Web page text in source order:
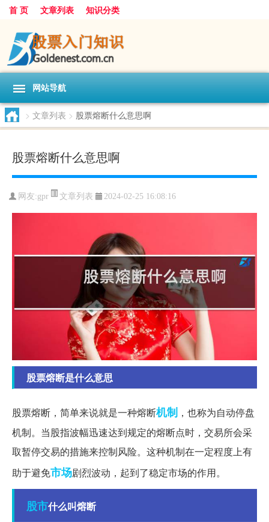
首 页 文章列表 知识分类
网站导航
> 文章列表 > 股票熔断什么意思啊
股票熔断什么意思啊
网友:gpr 文章列表 2024-02-25 16:08:16
股票熔断是什么意思
股票熔断，简单来说就是一种熔断机制 ，也称为自动停盘
机制。当股指波幅迅速达到规定的熔断点时，交易所会采
取暂停交易的措施来控制风险。这种机制在一定程度上有
助于避免市场剧烈波动，起到了稳定市场的作用。
股市什么叫熔断